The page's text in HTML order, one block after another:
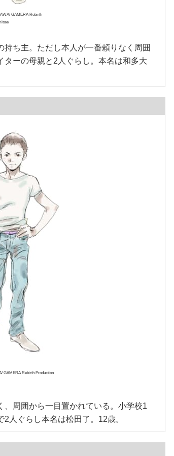
GAMERA Rebirth
ち主。ただし本人が一番頼りなく周囲
ターの母親と2人ぐらし。本名は和多大
GAMERA Rebirth Production
周囲から一目置かれている。小学校1
人ぐらし本名は松田了。12歳。